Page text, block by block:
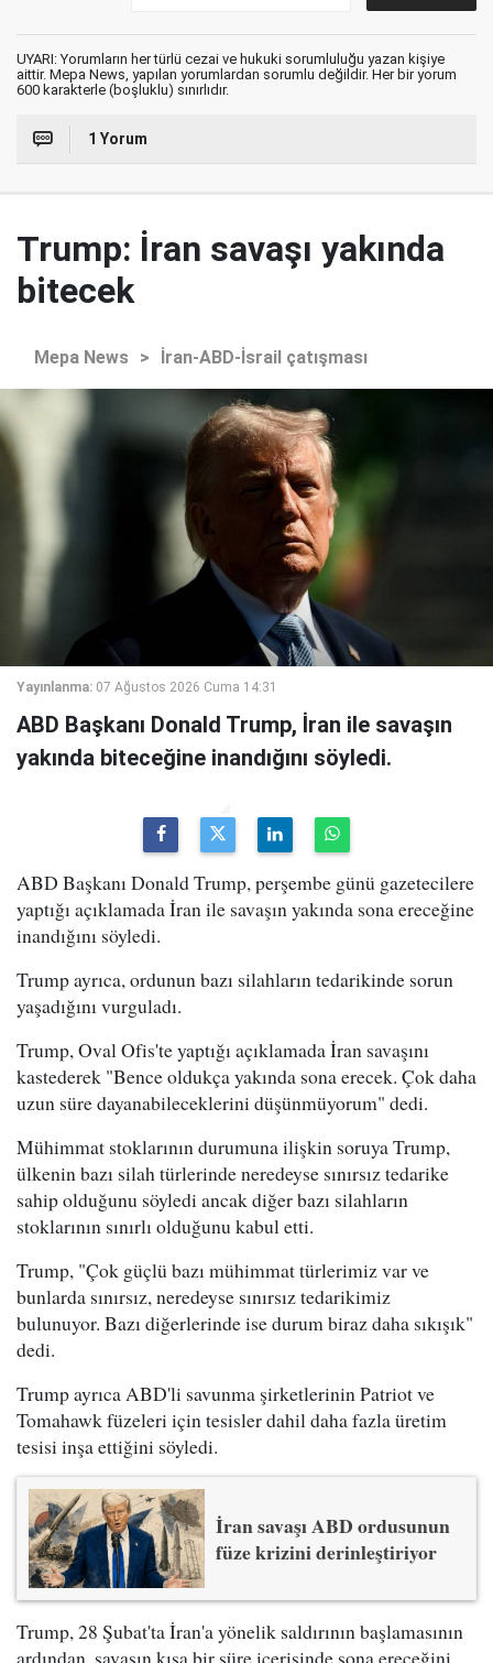
UYARI: Yorumların her türlü cezai ve hukuki sorumluluğu yazan kişiye
aittir. Mepa News, yapılan yorumlardan sorumlu değildir. Her bir yorum
600 karakterle (boşluklu) sınırlıdır.
1 Yorum
Trump: İran savaşı yakında
bitecek
Mepa News > İran-ABD-İsrail çatışması
Yayınlanma: 07 Ağustos 2026 Cuma 14:31
ABD Başkanı Donald Trump, İran ile savaşın
yakında biteceğine inandığını söyledi.
ABD Başkanı Donald Trump, perşembe günü gazetecilere
yaptığı açıklamada İran ile savaşın yakında sona ereceğine
inandığını söyledi.
Trump ayrıca, ordunun bazı silahların tedarikinde sorun
yaşadığını vurguladı.
Trump, Oval Ofis'te yaptığı açıklamada İran savaşını
kastederek "Bence oldukça yakında sona erecek. Çok daha
uzun süre dayanabileceklerini düşünmüyorum" dedi.
Mühimmat stoklarının durumuna ilişkin soruya Trump,
ülkenin bazı silah türlerinde neredeyse sınırsız tedarike
sahip olduğunu söyledi ancak diğer bazı silahların
stoklarının sınırlı olduğunu kabul etti.
Trump, "Çok güçlü bazı mühimmat türlerimiz var ve
bunlarda sınırsız, neredeyse sınırsız tedarikimiz
bulunuyor. Bazı diğerlerinde ise durum biraz daha sıkışık"
dedi.
Trump ayrıca ABD'li savunma şirketlerinin Patriot ve
Tomahawk füzeleri için tesisler dahil daha fazla üretim
tesisi inşa ettiğini söyledi.
İran savaşı ABD ordusunun
füze krizini derinleştiriyor
Trump, 28 Şubat'ta İran'a yönelik saldırının başlamasının